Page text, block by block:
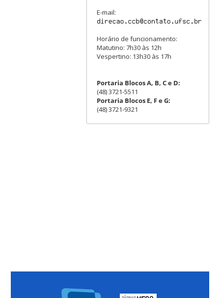
E-mail:
Horário de funcionamento:
Matutino: 7h30 às 12h
Vespertino: 13h30 às 17h
Portaria Blocos A, B, C e D:
(48) 3721-5511
Portaria Blocos E, F e G:
(48) 3721-9321